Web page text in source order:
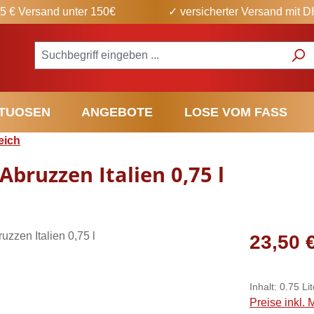
€ Versand unter 150€ ✓ versicherter Versand mit
ANGEBOTE LOSE VOM FASS
Italien 0,75 l
Regulärer
23,50
Inhalt: 0.75
Preise inkl.